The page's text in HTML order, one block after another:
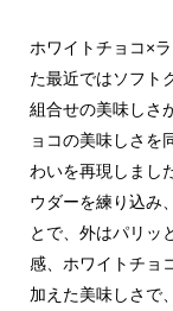
ホワイトチョコ×
た最近ではソフト
組合せの美味しさ
ョコの美味しさを
わいを再現しまし
ウダーを練り込み
とで、外はパリッ
感、ホワイトチョ
加えた美味しさで